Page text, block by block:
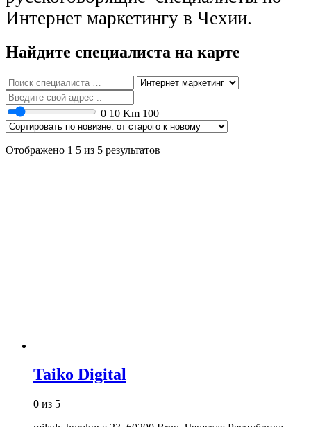
Интернет маркетингу в Чехии.
Найдите специалиста на карте
0 10 Km 100
Отображено 1 5 из 5 результатов
Taiko Digital
0 из 5